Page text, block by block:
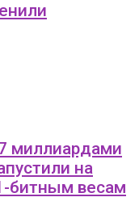
миллиардами
на
битным весам